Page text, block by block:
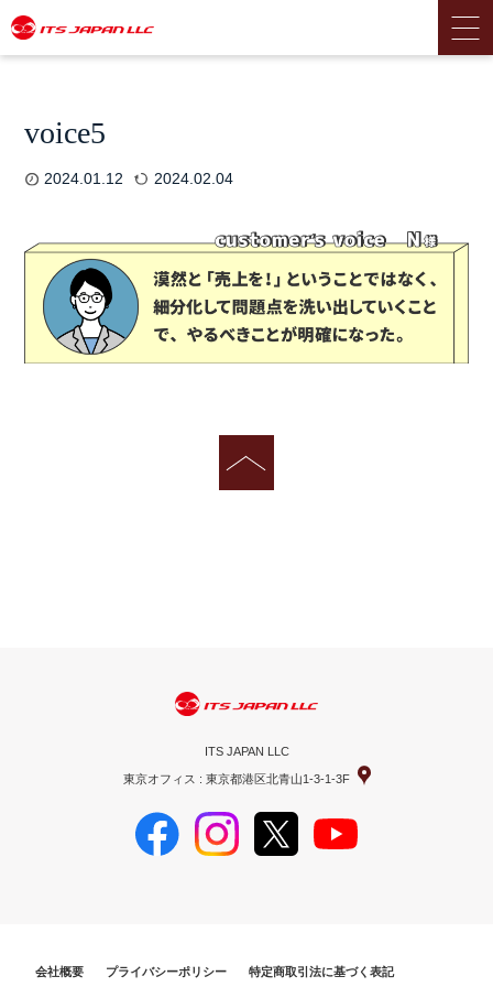
voice5
2024.01.12 2024.02.04
ITS JAPAN LLC
東京オフィス : 東京都港区北青山1-3-1-3F
会社概要 プライバシーポリシー 特定商取引法に基づく表記